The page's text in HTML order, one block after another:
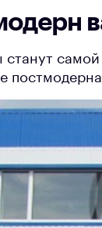
станут